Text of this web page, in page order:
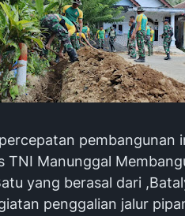
pembangunan
TNI Manunggal
yang berasal dari
penggalian jalur